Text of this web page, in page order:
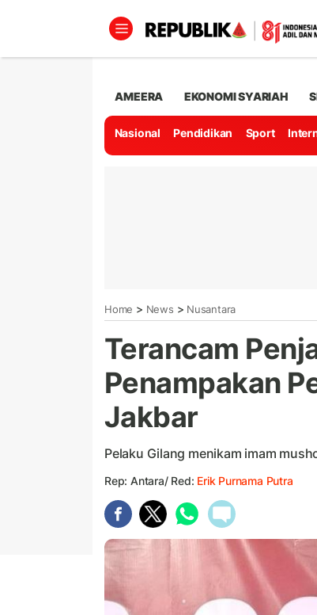
AMEERA EKONOMI SYARIAH
Nasional Pendidikan Sport
Home > News > Nusantara
Terancam
Penampakan
Jakbar
Pelaku Gilang menikam imam
Rep: Antara/ Red: Erik Purnama Putra